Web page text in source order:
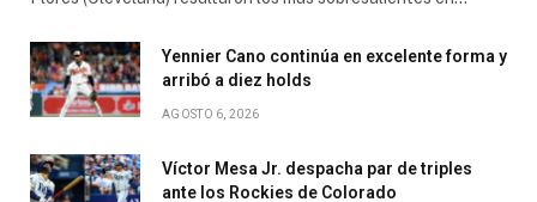
Yennier Cano continúa en excelente forma y
arribó a diez holds
AGOSTO 6, 2026
Víctor Mesa Jr. despacha par de triples
ante los Rockies de Colorado